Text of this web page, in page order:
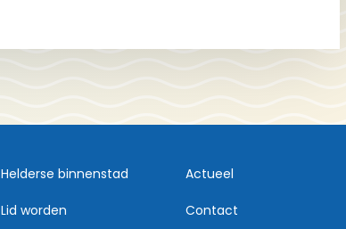
Helderse binnenstad Actueel
Lid worden Contact